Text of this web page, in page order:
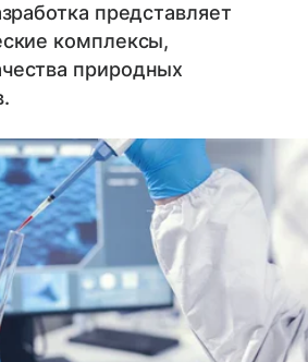
представляет
комплексы,
природных